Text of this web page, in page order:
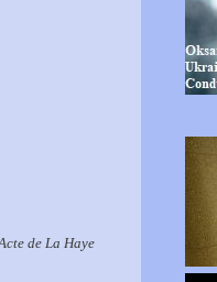
de La Haye